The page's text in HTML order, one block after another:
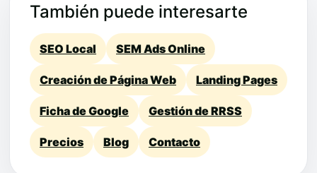
También puede interesarte
SEO Local SEM Ads Online
Creación de Página Web Landing Pages
Ficha de Google Gestión de RRSS
Precios Blog Contacto